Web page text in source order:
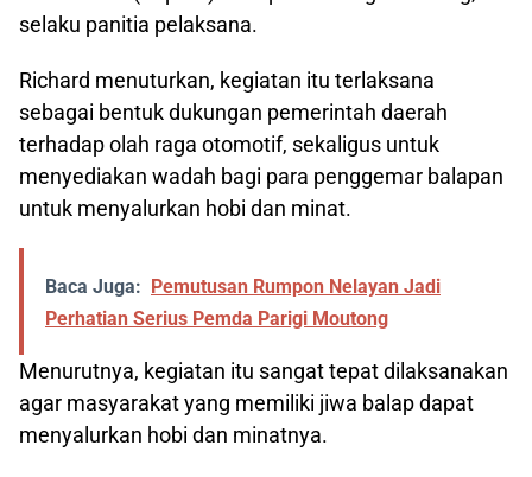
selaku panitia pelaksana.
Richard menuturkan, kegiatan itu terlaksana
sebagai bentuk dukungan pemerintah daerah
terhadap olah raga otomotif, sekaligus untuk
menyediakan wadah bagi para penggemar balapan
untuk menyalurkan hobi dan minat.
Baca Juga:
Pemutusan Rumpon Nelayan Jadi
Perhatian Serius Pemda Parigi Moutong
Menurutnya, kegiatan itu sangat tepat dilaksanakan
agar masyarakat yang memiliki jiwa balap dapat
menyalurkan hobi dan minatnya.